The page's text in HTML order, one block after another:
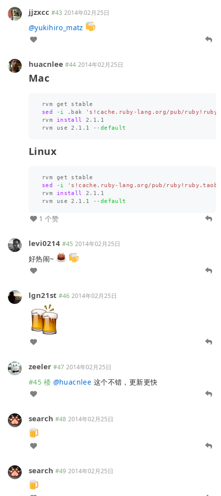
jjzxcc #43 2014年02月25日
@yukihiro_matz
huacnlee #44 2014年02月25日
Mac
sed
-i .bak
's!cache.ruby-lang.org/pub/
rvm
install 2.1.1
rvm use 2.1.1 --default
Linux
sed
-i
's!cache.ruby-lang.org/pub/
rvm
install 2.1.1
rvm use 2.1.1 --default
1 个赞
levi0214 #45 2014年02月25日
好热闹~
lgn21st #46 2014年02月25日
zeeler #47 2014年02月25日
#45 楼 @huacnlee 这个不错，更新更快
search #48 2014年02月25日
search #49 2014年02月25日